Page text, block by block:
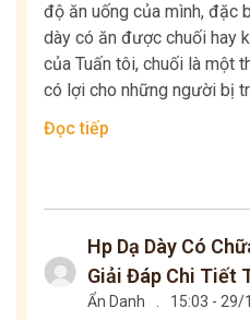
độ ăn uống của mình, đặc
dày có ăn được chuối hay
của Tuấn tôi, chuối là một
có lợi cho những người bị
Đọc tiếp
Hp Dạ Dày Có
Giải Đáp Chi Tiết
Ẩn Danh 15:03 - 29/